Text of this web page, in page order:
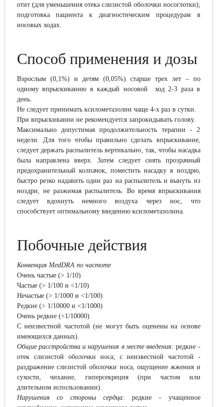
отит (для уменьшения отека слизистой оболочки носоглотки);
подготовка пациента к диагностическим процедурам в
носовых ходах.
Способ применения и дозы
Взрослым (0,1%) и детям (0,05%) старше трех лет – по
одному впрыскиванию в каждый носовой ход 2-3 раза в
день.
Не следует принимать ксилометазолин чаще 4-х раз в сутки.
При впрыскивании не рекомендуется запрокидывать голову.
Максимально допустимая продолжительность терапии - 2
недели. Для того чтобы правильно сделать впрыскивание,
следует держать распылитель вертикально, так, чтобы насадка
была направлена вверх. Затем следует снять прозрачный
предохранительный колпачок, поместить насадку в ноздрю,
быстро резко надавить один раз на распылитель и вынуть из
ноздри, не разжимая распылитель. Во время впрыскивания
следует вдохнуть немного воздуха через нос, что
способствует оптимальному введению ксилометазолина.
Побочные действия
Конвенция MedDRA по частоте
Очень частые (> 1/10)
Частые (> 1/100 и <1/10)
Нечастые (> 1/1000 и <1/100)
Редкие (> 1/10000 и <1/1000)
Очень редкие (<1/10000)
С неизвестной частотой (не могут быть оценены на основе
имеющихся данных).
Общие расстройства и нарушения в месте введения: редкие -
отек слизистой оболочки носа; с неизвестной частотой -
раздражение слизистой оболочки носа, ощущение жжения и
сухости, чихание, гиперсекреция (при частом или
длительном использовании).
Нарушения со стороны сердца: редкие - учащенное